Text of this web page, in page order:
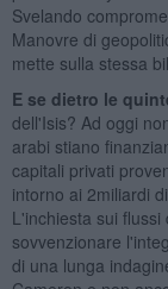
Svelando
Manovre di
mette sulla stessa
E se dietro le
dell'Isis? Ad oggi
arabi stiano
capitali privati
intorno ai 2miliardi
L'inchiesta sui
sovvenzionare
di una lunga